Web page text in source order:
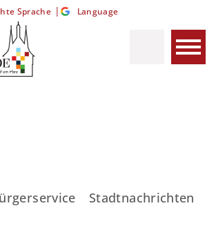
Sprache | Language
Stadtnachrichten